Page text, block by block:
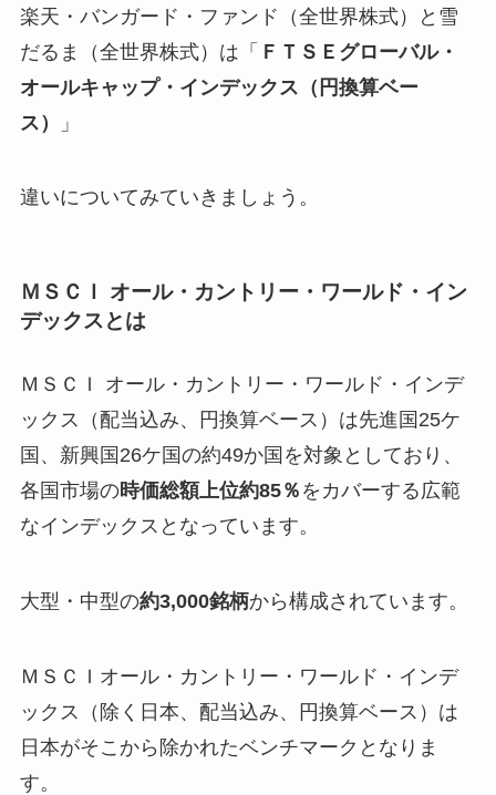
楽天・バンガード・ファンド（全世界株式）と雪
だるま（全世界株式）は「 ＦＴＳＥグローバル・
オールキャップ・インデックス（円換算ベー
ス）
」
違いについてみていきましょう。
ＭＳＣＩ オール・カントリー・ワールド・イン
デックスとは
ＭＳＣＩ オール・カントリー・ワールド・インデ
ックス（配当込み、円換算ベース）は先進国25ケ
国、新興国26ケ国の約49か国を対象としており、
各国市場の時価総額上位約85％ をカバーする広範
なインデックスとなっています。
大型・中型の約3,000銘柄から構成されています。
ＭＳＣＩオール・カントリー・ワールド・インデ
ックス（除く日本、配当込み、円換算ベース）は
日本がそこから除かれたベンチマークとなりま
す。